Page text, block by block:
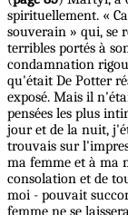
spirituellement. «
souverain » qui, se
terribles portés à
condamnation
qu'était De Potter
exposé. Mais il
pensées les plus
jour et de la nuit,
trouvais sur
ma femme et à ma
consolation et de
moi - pouvait
femme ne se